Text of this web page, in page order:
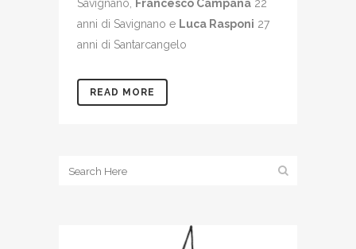
Savignano,
Francesco Campana 22
anni di Savignano e Luca Rasponi 27
anni di Santarcangelo
READ MORE